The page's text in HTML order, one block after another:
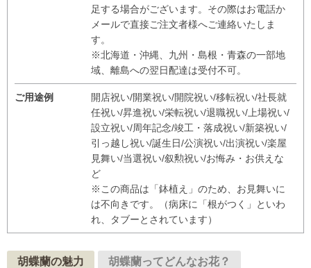
足する場合がございます。その際はお電話か
メールで直接ご注文者様へご連絡いたしま
す。
※北海道・沖縄、九州・島根・青森の一部地
域、離島への翌日配達は受付不可。
ご用途例
開店祝い/開業祝い/開院祝い/移転祝い/社長就
任祝い/昇進祝い/栄転祝い/退職祝い/上場祝い/
設立祝い/周年記念/竣工・落成祝い/新築祝い/
引っ越し祝い/誕生日/公演祝い/出演祝い/楽屋
見舞い/当選祝い/叙勲祝い/お悔み・お供えな
ど
※この商品は「鉢植え」のため、お見舞いに
は不向きです。（病床に「根がつく」といわ
れ、タブーとされています）
胡蝶蘭の魅力 胡蝶蘭ってどんなお花？